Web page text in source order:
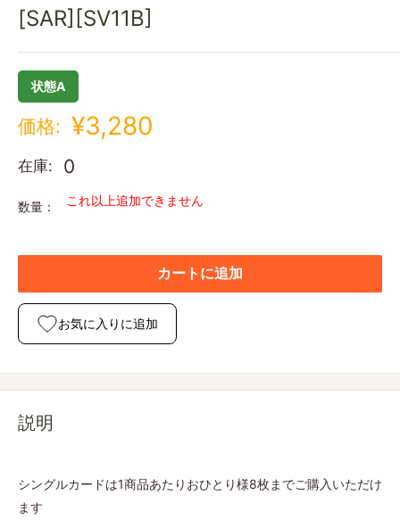
[SAR][SV11B]
状態A
価格: ¥3,280
在庫: 0
数量： これ以上追加できません
カートに追加
お気に入りに追加
説明
シングルカードは1商品あたりおひとり様8枚までご購入いただけ
ます